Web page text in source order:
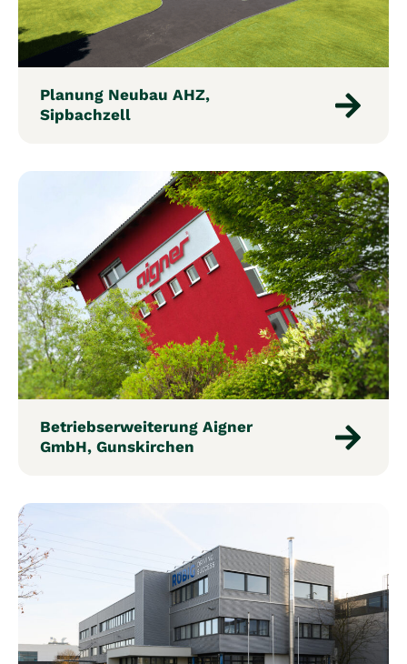
Planung Neubau AHZ,
Sipbachzell
Betriebserweiterung Aigner
GmbH, Gunskirchen